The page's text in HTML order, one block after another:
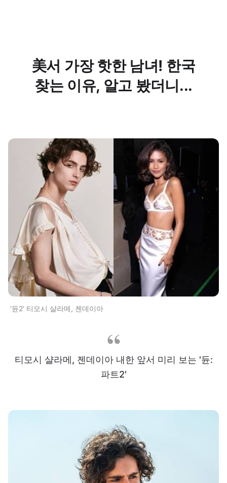
美서 가장 핫한 남녀! 한국
찾는 이유, 알고 봤더니...
'듄2' 티모시 샬라메, 젠데이아
티모시 샬라메, 젠데이아 내한 앞서 미리 보는 '듄:
파트2'